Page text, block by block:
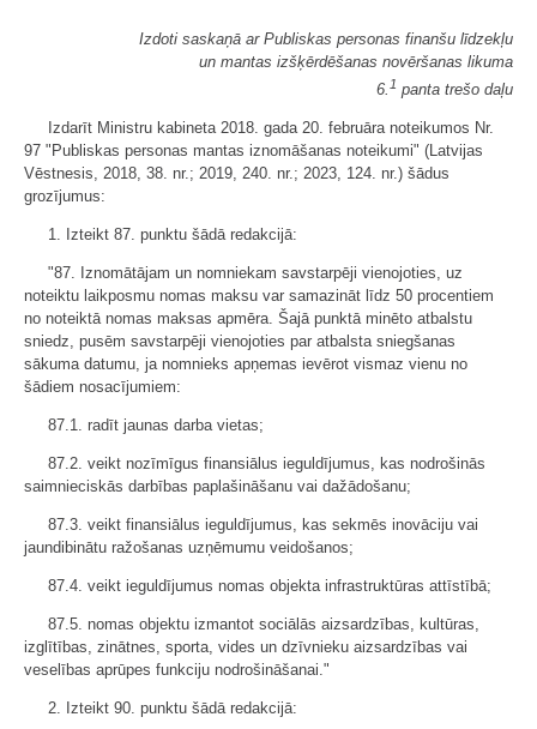
Izdoti saskaņā ar Publiskas personas finanšu līdzekļu
un mantas izšķērdēšanas novēršanas likuma
6. 1 panta trešo daļu
Izdarīt Ministru kabineta 2018. gada 20. februāra noteikumos Nr.
97 "Publiskas personas mantas iznomāšanas noteikumi" (Latvijas
Vēstnesis, 2018, 38. nr.; 2019, 240. nr.; 2023, 124. nr.) šādus
grozījumus:
1. Izteikt 87. punktu šādā redakcijā:
"87. Iznomātājam un nomniekam savstarpēji vienojoties, uz
noteiktu laikposmu nomas maksu var samazināt līdz 50 procentiem
no noteiktā nomas maksas apmēra. Šajā punktā minēto atbalstu
sniedz, pusēm savstarpēji vienojoties par atbalsta sniegšanas
sākuma datumu, ja nomnieks apņemas ievērot vismaz vienu no
šādiem nosacījumiem:
87.1. radīt jaunas darba vietas;
87.2. veikt nozīmīgus finansiālus ieguldījumus, kas nodrošinās
saimnieciskās darbības paplašināšanu vai dažādošanu;
87.3. veikt finansiālus ieguldījumus, kas sekmēs inovāciju vai
jaundibinātu ražošanas uzņēmumu veidošanos;
87.4. veikt ieguldījumus nomas objekta infrastruktūras attīstībā;
87.5. nomas objektu izmantot sociālās aizsardzības, kultūras,
izglītības, zinātnes, sporta, vides un dzīvnieku aizsardzības vai
veselības aprūpes funkciju nodrošināšanai."
2. Izteikt 90. punktu šādā redakcijā: